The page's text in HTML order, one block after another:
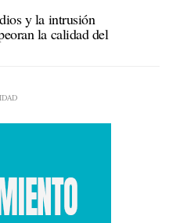
y la intrusión
la calidad del